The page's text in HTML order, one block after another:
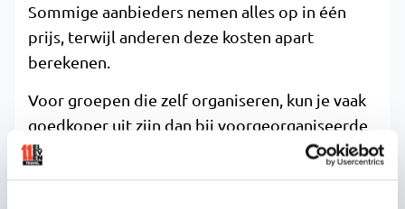
Sommige aanbieders nemen alles op in één
prijs, terwijl anderen deze kosten apart
berekenen.
Voor groepen die zelf organiseren, kun je vaak
goedkoper uit zijn dan bij voorgeorganiseerde
busreizen. Door de kosten te delen over een